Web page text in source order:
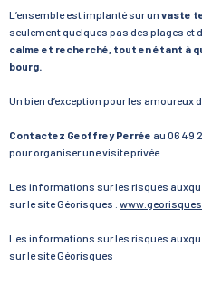
L’ensemble est implanté sur un vaste
seulement quelques pas des plages et
calme et recherché, tout en étant à
bourg.
Un bien d’exception pour les amoureux
Contactez Geoffrey Perrée au 06 49
pour organiser une visite privée.
Les informations sur les risques
sur le site Géorisques :
Les informations sur les risques
sur le siteGéorisques